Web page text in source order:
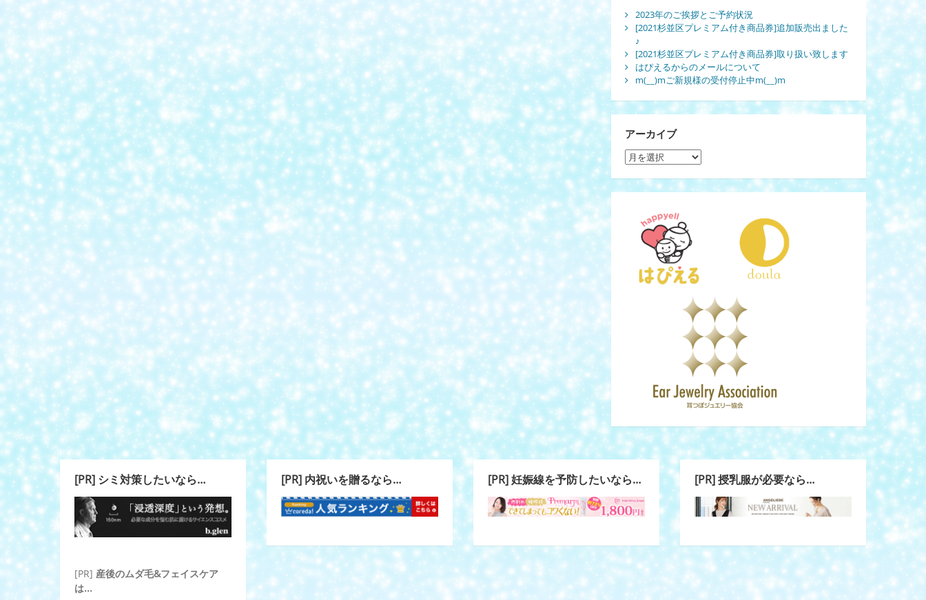
2023年のご挨拶とご予約状況
[2021杉並区プレミアム付き商品券]追加販売出ました
♪
[2021杉並区プレミアム付き商品券]取り扱い致します
はぴえるからのメールについて
m(__)mご新規様の受付停止中m(__)m
アーカイブ
ア
ー
カ
イ
[PR] シミ対策したいなら…
[PR] 産後のムダ毛&フェイスケア
は...
[PR] 内祝いを贈るなら… [PR] 妊娠線を予防したいなら… [PR] 授乳服が必要なら…